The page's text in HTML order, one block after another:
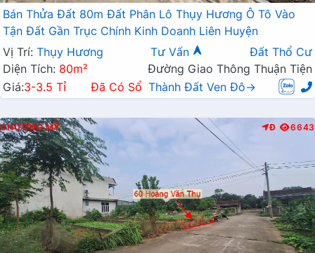
Bán Thửa Đất 80m Đất Phân Lô Thụy Hương Ô Tô Vào
Tận Đất Gần Trục Chính Kinh Doanh Liên Huyện
Vị Trí: Thụy Hương Tư Vấn
Đất Thổ Cư
Diện Tích: 80m²
Đường Giao Thông Thuận Tiện
Giá:3-3.5 Tỉ Đã Có Sổ Thành Đất Ven Đô→
CHƯƠNG MỸ Đ 6643